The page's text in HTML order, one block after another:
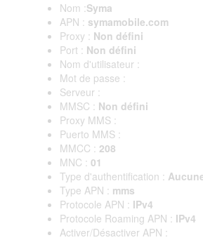
Nom :Syma
APN : symamobile.com
Proxy : Non défini
Port : Non défini
Nom d'utilisateur :
Mot de passe :
Serveur :
MMSC : Non défini
Proxy MMS :
Puerto MMS :
MMCC : 208
MNC : 01
Type d'authentification :
Type APN : mms
Protocole APN : IPv4
Protocole Roaming APN : IPv4
Activer/Désactiver APN :